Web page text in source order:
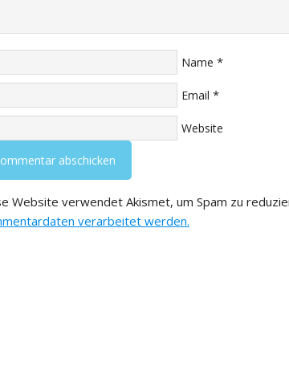
Name *
Email *
Website
Website verwendet Akismet, um Spam zu
verarbeitet werden.